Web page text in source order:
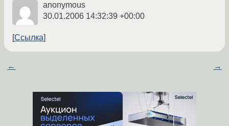
anonymous
30.01.2006 14:32:39 +00:00
Ссылка
← →